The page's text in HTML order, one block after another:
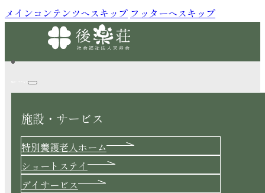
メインコンテンツへスキップ フッターへスキップ
施設・サービス
施設・サービス
特別養護老人ホーム
ショートステイ
デイサービス
Blog